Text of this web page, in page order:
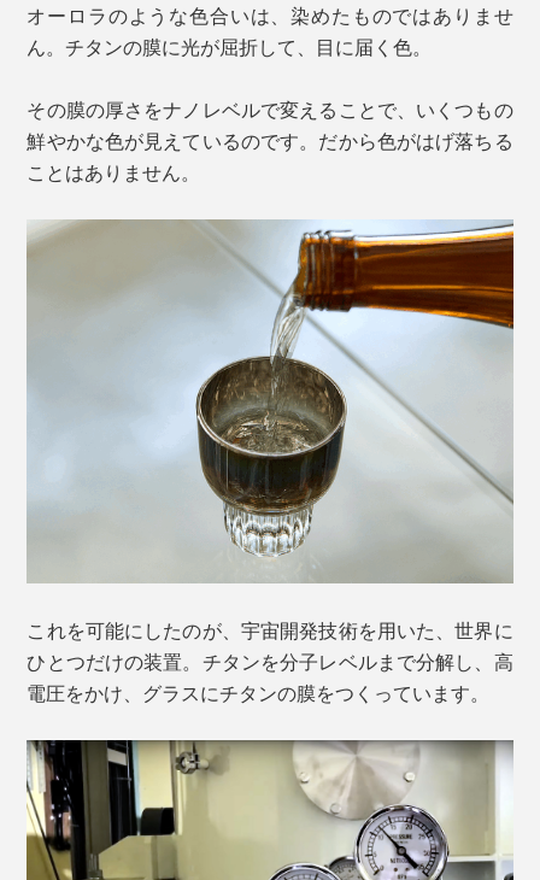
オーロラのような色合いは、染めたものではありませ
ん。チタンの膜に光が屈折して、目に届く色。
その膜の厚さをナノレベルで変えることで、いくつもの
鮮やかな色が見えているのです。だから色がはげ落ちる
ことはありません。
これを可能にしたのが、宇宙開発技術を用いた、世界に
ひとつだけの装置。チタンを分子レベルまで分解し、高
電圧をかけ、グラスにチタンの膜をつくっています。